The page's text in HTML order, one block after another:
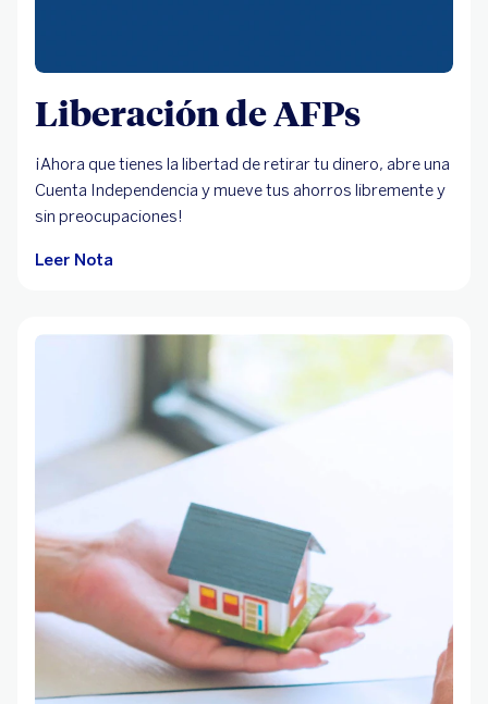
Liberación de AFPs
¡Ahora que tienes la libertad de retirar tu dinero, abre una
Cuenta Independencia y mueve tus ahorros libremente y
sin preocupaciones!
Leer Nota